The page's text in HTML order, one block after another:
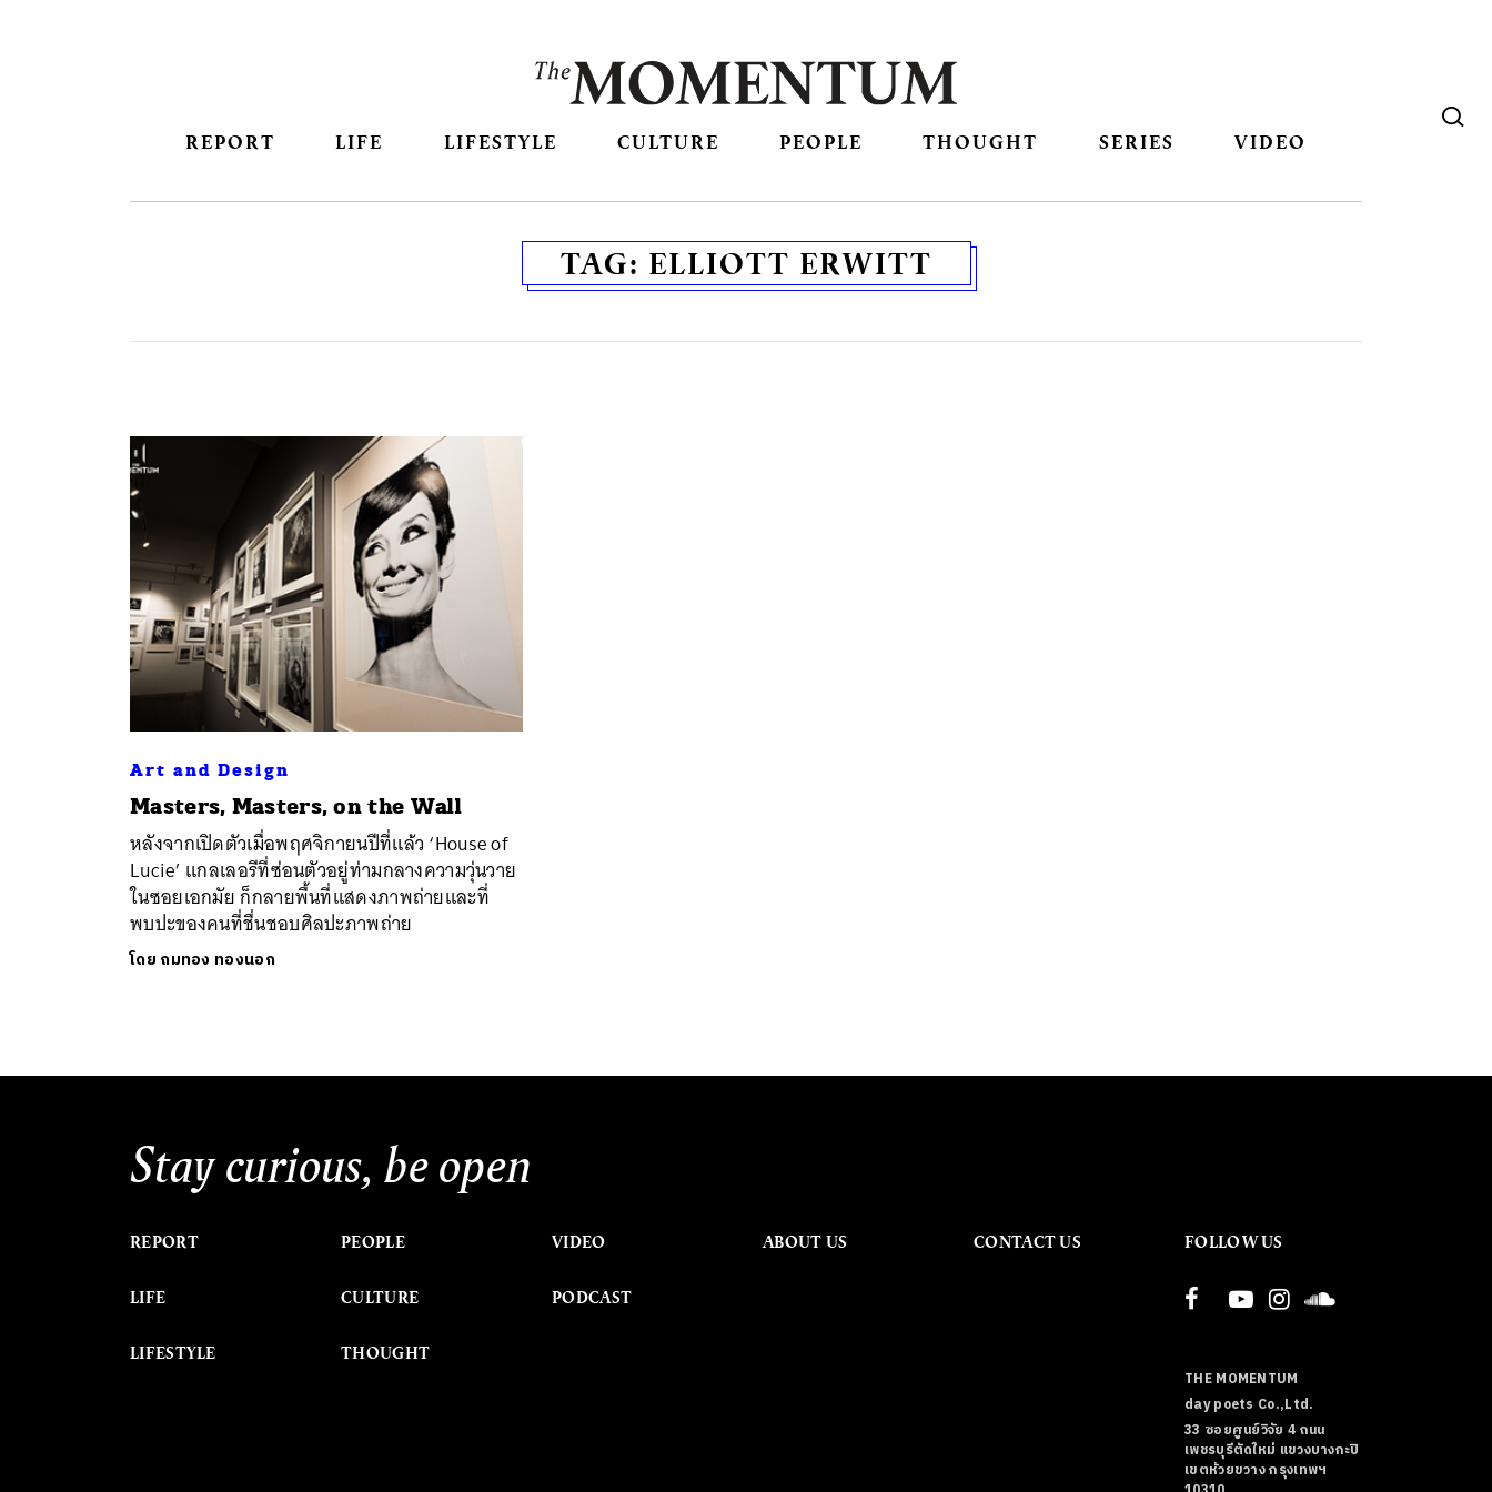
REPORT LIFE LIFESTYLE CULTURE PEOPLE THOUGHT SERIES VIDEO
TAG: ELLIOTT ERWITT
Art and Design
Masters, Masters, on the Wall
หลังจากเปิดตัวเมื่อพฤศจิกายนปีที่แล้ว ‘House of
Lucie’ แกลเลอรีที่ซ่อนตัวอยู่ท่ามกลางความวุ่นวาย
ในซอยเอกมัย ก็กลายพื้นที่แสดงภาพถ่ายและที่
พบปะของคนที่ชื่นชอบศิลปะภาพถ่าย
โดย ถมทอง ทองนอก
Stay curious, be open
REPORT
LIFE
LIFESTYLE
PEOPLE
CULTURE
THOUGHT
VIDEO
PODCAST
ABOUT US CONTACT US FOLLOW US
THE MOMENTUM
day poets Co.,Ltd.
33 ซอยศูนย์วิจัย 4 ถนน
เพชรบุรีตัดใหม่ แขวงบางกะปิ
เขตห้วยขวาง กรุงเทพฯ